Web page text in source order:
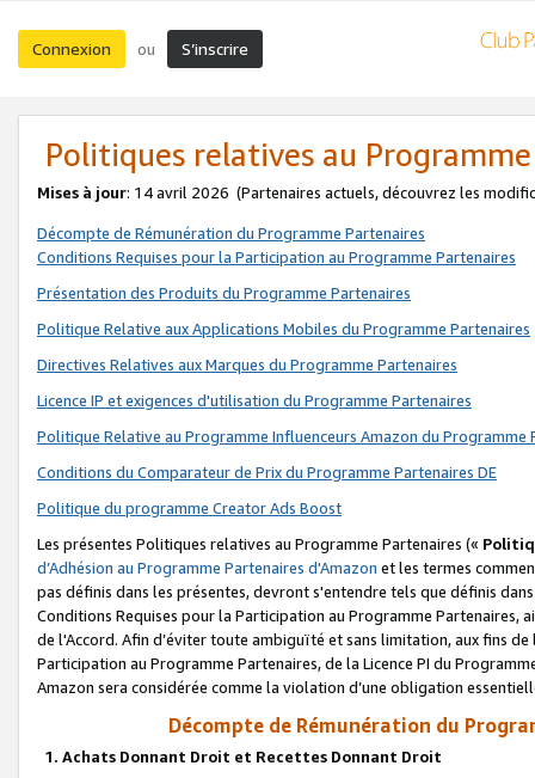
Connexion ou S’inscrire
Politiques relatives au
Mises à jour: 14 avril 2026 (Partenaires actuels, découvrez les
Décompte de Rémunération du Programme Partenaires
Conditions Requises pour la Participation au Programme Partenaires
Présentation des Produits du Programme Partenaires
Politique Relative aux Applications Mobiles du Programme Partenaires
Directives Relatives aux Marques du Programme Partenaires
Licence IP et exigences d'utilisation du Programme Partenaires
Politique Relative au Programme Influenceurs Amazon du Programme
Conditions du Comparateur de Prix du Programme Partenaires DE
Politique du programme Creator Ads Boost
Les présentes Politiques relatives au Programme Partenaires («
d’Adhésion au Programme Partenaires d'Amazon et les termes
pas définis dans les présentes, devront s'entendre tels que définis
Conditions Requises pour la Participation au Programme Partenaires,
de l'Accord. Afin d’éviter toute ambiguïté et sans limitation, aux fins
Participation au Programme Partenaires, de la Licence PI du
Amazon sera considérée comme la violation d’une obligation
Décompte de Rémunération du
1. Achats Donnant Droit et Recettes Donnant Droit